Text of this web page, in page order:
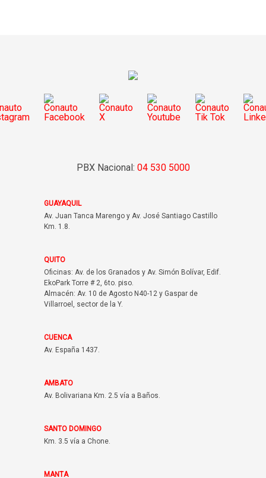
PBX Nacional: 04 530 5000
GUAYAQUIL
Av. Juan Tanca Marengo y Av. José Santiago Castillo
Km. 1.8.
QUITO
Oficinas: Av. de los Granados y Av. Simón Bolívar, Edif.
EkoPark Torre # 2, 6to. piso.
Almacén: Av. 10 de Agosto N40-12 y Gaspar de
Villarroel, sector de la Y.
CUENCA
Av. España 1437.
AMBATO
Av. Bolivariana Km. 2.5 vía a Baños.
SANTO DOMINGO
Km. 3.5 vía a Chone.
MANTA